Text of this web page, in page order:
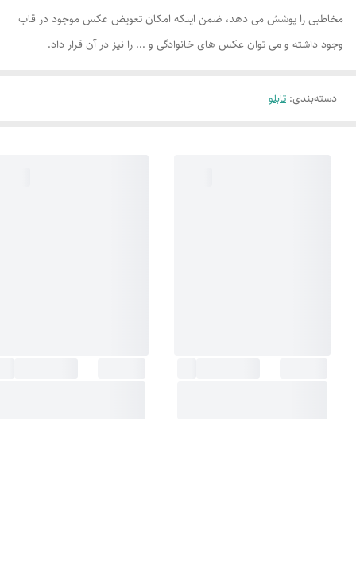
مخاطبی را پوشش می دهد، ضمن اینکه امکان تعویض عکس موجود در قاب
وجود داشته و می توان عکس های خانوادگی و ... را نیز در آن قرار داد.
دسته‌بندی: تابلو